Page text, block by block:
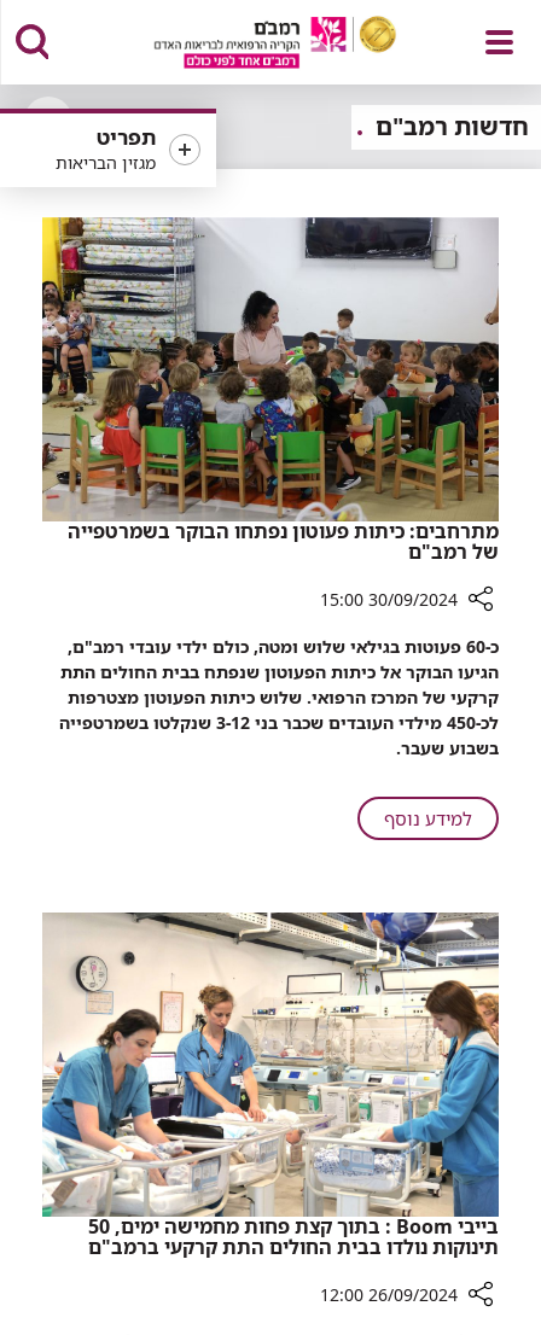
פתח
תפריט
תפריט
מגזין הבריאות
חדשות רמב"ם
של
מתרחבים: כיתות פעוטון נפתחו הבוקר בשמרטפייה
של רמב"ם
שיתוף
מתרחבים:
כיתות
פעוטון
נפתחו
בשמרטפייה
30/09/2024 15:00
כ-60 פעוטות בגילאי שלוש ומטה, כולם ילדי עובדי רמב"ם,
הגיעו הבוקר אל כיתות הפעוטון שנפתח בבית החולים התת
קרקעי של המרכז הרפואי. שלוש כיתות הפעוטון מצטרפות
לכ-450 מילדי העובדים שכבר בני 3-12 שנקלטו בשמרטפייה
בשבוע שעבר.
למידע נוסףעל
מתרחבים:
נפתחו
הבוקר
בשמרטפייה
של
רמב"ם
בייבי Boom : בתוך קצת פחות מחמישה ימים, 50
תינוקות נולדו בבית החולים התת קרקעי ברמב"ם
26/09/2024 12:00